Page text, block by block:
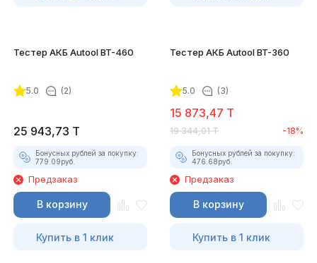
Тестер АКБ Autool BT-460
5.0 (2)
25 943,73 T
Бонусных рублей за покупку:
779.09руб.
Предзаказ
В корзину
Купить в 1 клик
Тестер АКБ Autool BT-360
5.0 (3)
15 873,47 T
19 344,01 T -18%
Бонусных рублей за покупку:
476.68руб.
Предзаказ
В корзину
Купить в 1 клик